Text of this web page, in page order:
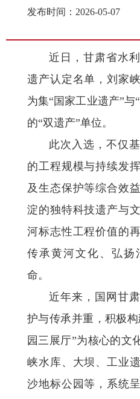
发布时间：2026-05-07
近日，甘肃省水
遗产认定名单，刘家
为集“国家工业遗产”与
的“双遗产”单位。
此次入选，不仅
的工程规模与持续发
及生态保护等综合效
淀的独特科技遗产与
河标志性工程价值的
传承黄河文化、弘扬
命。
近年来，国网甘
护与传承并重，积极
园三展厅”为核心的文
峡水库、大坝、工业
沙地标公园等，系统